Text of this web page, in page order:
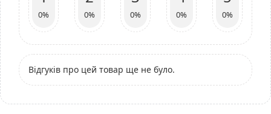
0% 0% 0% 0% 0%
Відгуків про цей товар ще не було.